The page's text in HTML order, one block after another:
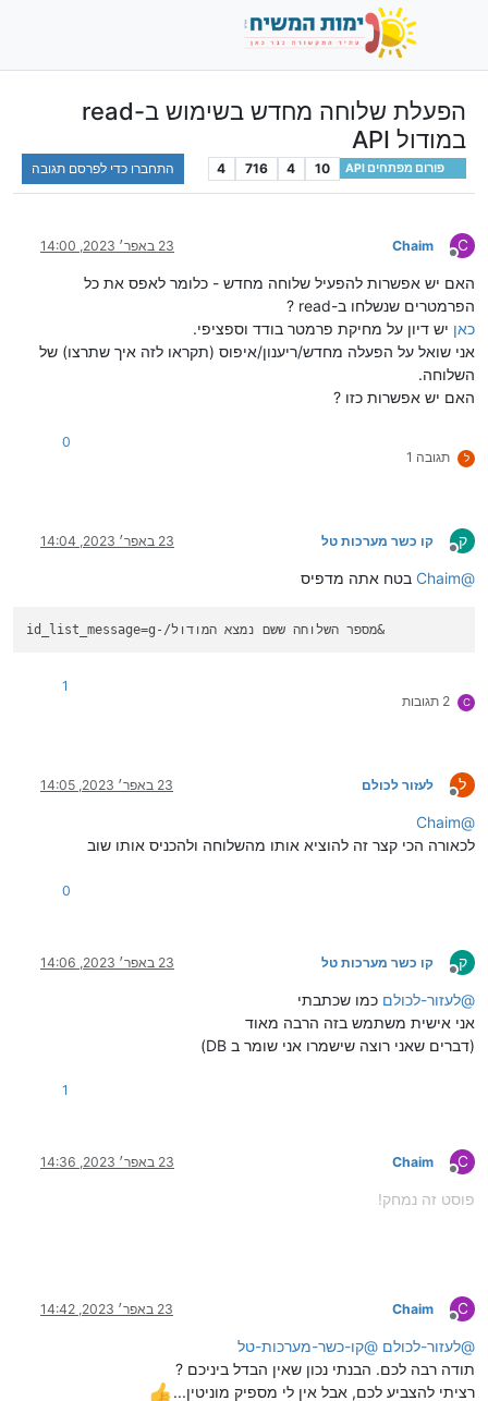
הפעלת שלוחה מחדש בשימוש ב-read
במודול API
פורום מפתחים API 10
4
716
4 התחברו כדי לפרסם תגובה
C
מנותק
Chaim 23 באפר׳ 2023, 14:00
האם יש אפשרות להפעיל שלוחה מחדש - כלומר לאפס את כל
הפרמטרים שנשלחו ב-read ?
כאן יש דיון על מחיקת פרמטר בודד וספציפי.
אני שואל על הפעלה מחדש/ריענון/איפוס (תקראו לזה איך שתרצו) של
השלוחה.
האם יש אפשרות כזו ?
ל תגובה 1
0
ק
מנותק
קו כשר מערכות טל 23 באפר׳ 2023, 14:04
@
Chaim בטח אתה מדפיס
id_list_message =g-/מספר השלוחה ששם נמצא המודול&
C 2 תגובות
1
ל
מנותק
לעזור לכולם 23 באפר׳ 2023, 14:05
@
Chaim
לכאורה הכי קצר זה להוציא אותו מהשלוחה ולהכניס אותו שוב
0
ק
מנותק
קו כשר מערכות טל 23 באפר׳ 2023, 14:06
@לעזור-לכולם כמו שכתבתי
אני אישית משתמש בזה הרבה מאוד
(דברים שאני רוצה שישמרו אני שומר ב DB)
1
C
מנותק
Chaim 23 באפר׳ 2023, 14:36
פוסט זה נמחק!
C
מנותק
Chaim 23 באפר׳ 2023, 14:42
@לעזור-לכולם @קו-כשר-מערכות-טל
תודה רבה לכם. הבנתי נכון שאין הבדל ביניכם ?
רציתי להצביע לכם, אבל אין לי מספיק מוניטין...